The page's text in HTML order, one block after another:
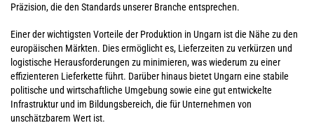
Präzision, die den Standards unserer Branche entsprechen.
Einer der wichtigsten Vorteile der Produktion in Ungarn ist die Nähe zu den
europäischen Märkten. Dies ermöglicht es, Lieferzeiten zu verkürzen und
logistische Herausforderungen zu minimieren, was wiederum zu einer
effizienteren Lieferkette führt. Darüber hinaus bietet Ungarn eine stabile
politische und wirtschaftliche Umgebung sowie eine gut entwickelte
Infrastruktur und im Bildungsbereich, die für Unternehmen von
unschätzbarem Wert ist.